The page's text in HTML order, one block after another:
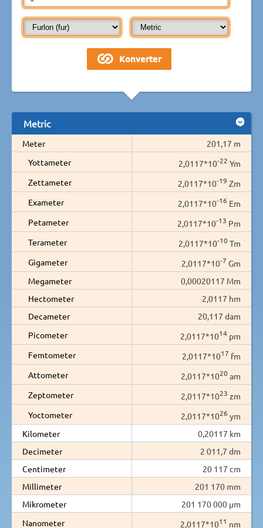
Metric
Meter
201,17 m
Yottameter
2,0117*10-22 Ym
Zettameter
2,0117*10-19 Zm
Exameter
2,0117*10-16 Em
Petameter
2,0117*10-13 Pm
Terameter
2,0117*10-10 Tm
Gigameter
2,0117*10-7 Gm
Megameter
0,00020117 Mm
Hectometer
2,0117 hm
Decameter
20,117 dam
Picometer
2,0117*1014 pm
Femtometer
2,0117*1017 fm
Attometer
2,0117*1020 am
Zeptometer
2,0117*1023 zm
Yoctometer
2,0117*1026 ym
Kilometer
0,20117 km
Decimeter
2 011,7 dm
Centimeter
20 117 cm
Millimeter
201 170 mm
Mikrometer
201 170 000 µm
Nanometer
2,0117*1011 nm